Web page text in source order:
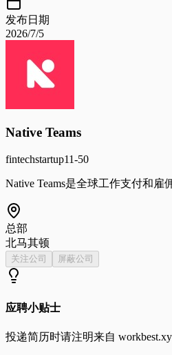
发布日期
2026/7/5
Native Teams
fintechstartup11-50
Native Teams是全球工作支付和
总部
北马其顿
关注公司 屏蔽公司
应聘小贴士
投递简历时请注明来自